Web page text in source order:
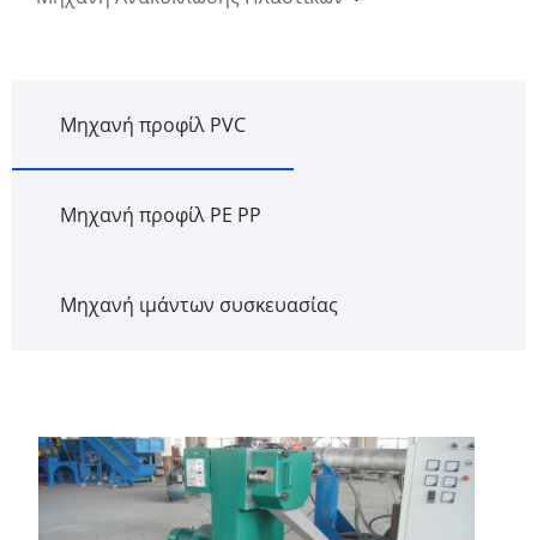
Μηχανή προφίλ PVC
Μηχανή προφίλ PE PP
Μηχανή ιμάντων συσκευασίας